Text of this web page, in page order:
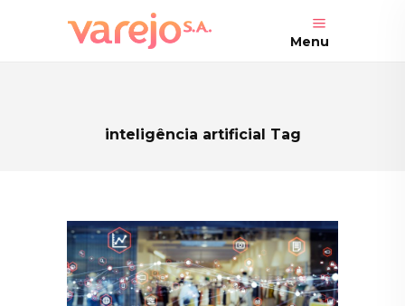
Menu
inteligência artificial Tag